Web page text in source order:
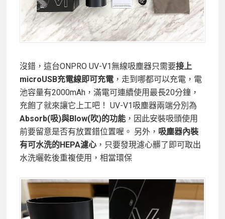
沒錯，這台ONPRO UV-V1無線吸塵器只需要接上
microUSB充電線即可充電 ，走到哪都可以充電，電
池容量有2000mAh，滿電可連續使用最長20分鐘，
充飽了就來讓它上工吧！ UV-V1吸塵器兩端分別為
Absorb(吸)與Blow(吹)的功能 ，因此安裝吸頭使用
前要留意是否有放置錯位置喔。 另外， 吸塵器內裝
有可水洗的HEPA濾心 ，只要發現濾心髒了即可取出
水洗曬乾後重複使用，相當環保